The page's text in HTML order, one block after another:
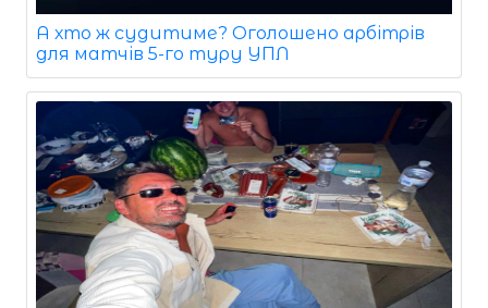
А хто ж судитиме? Оголошено арбітрів
для матчів 5-го туру УПЛ